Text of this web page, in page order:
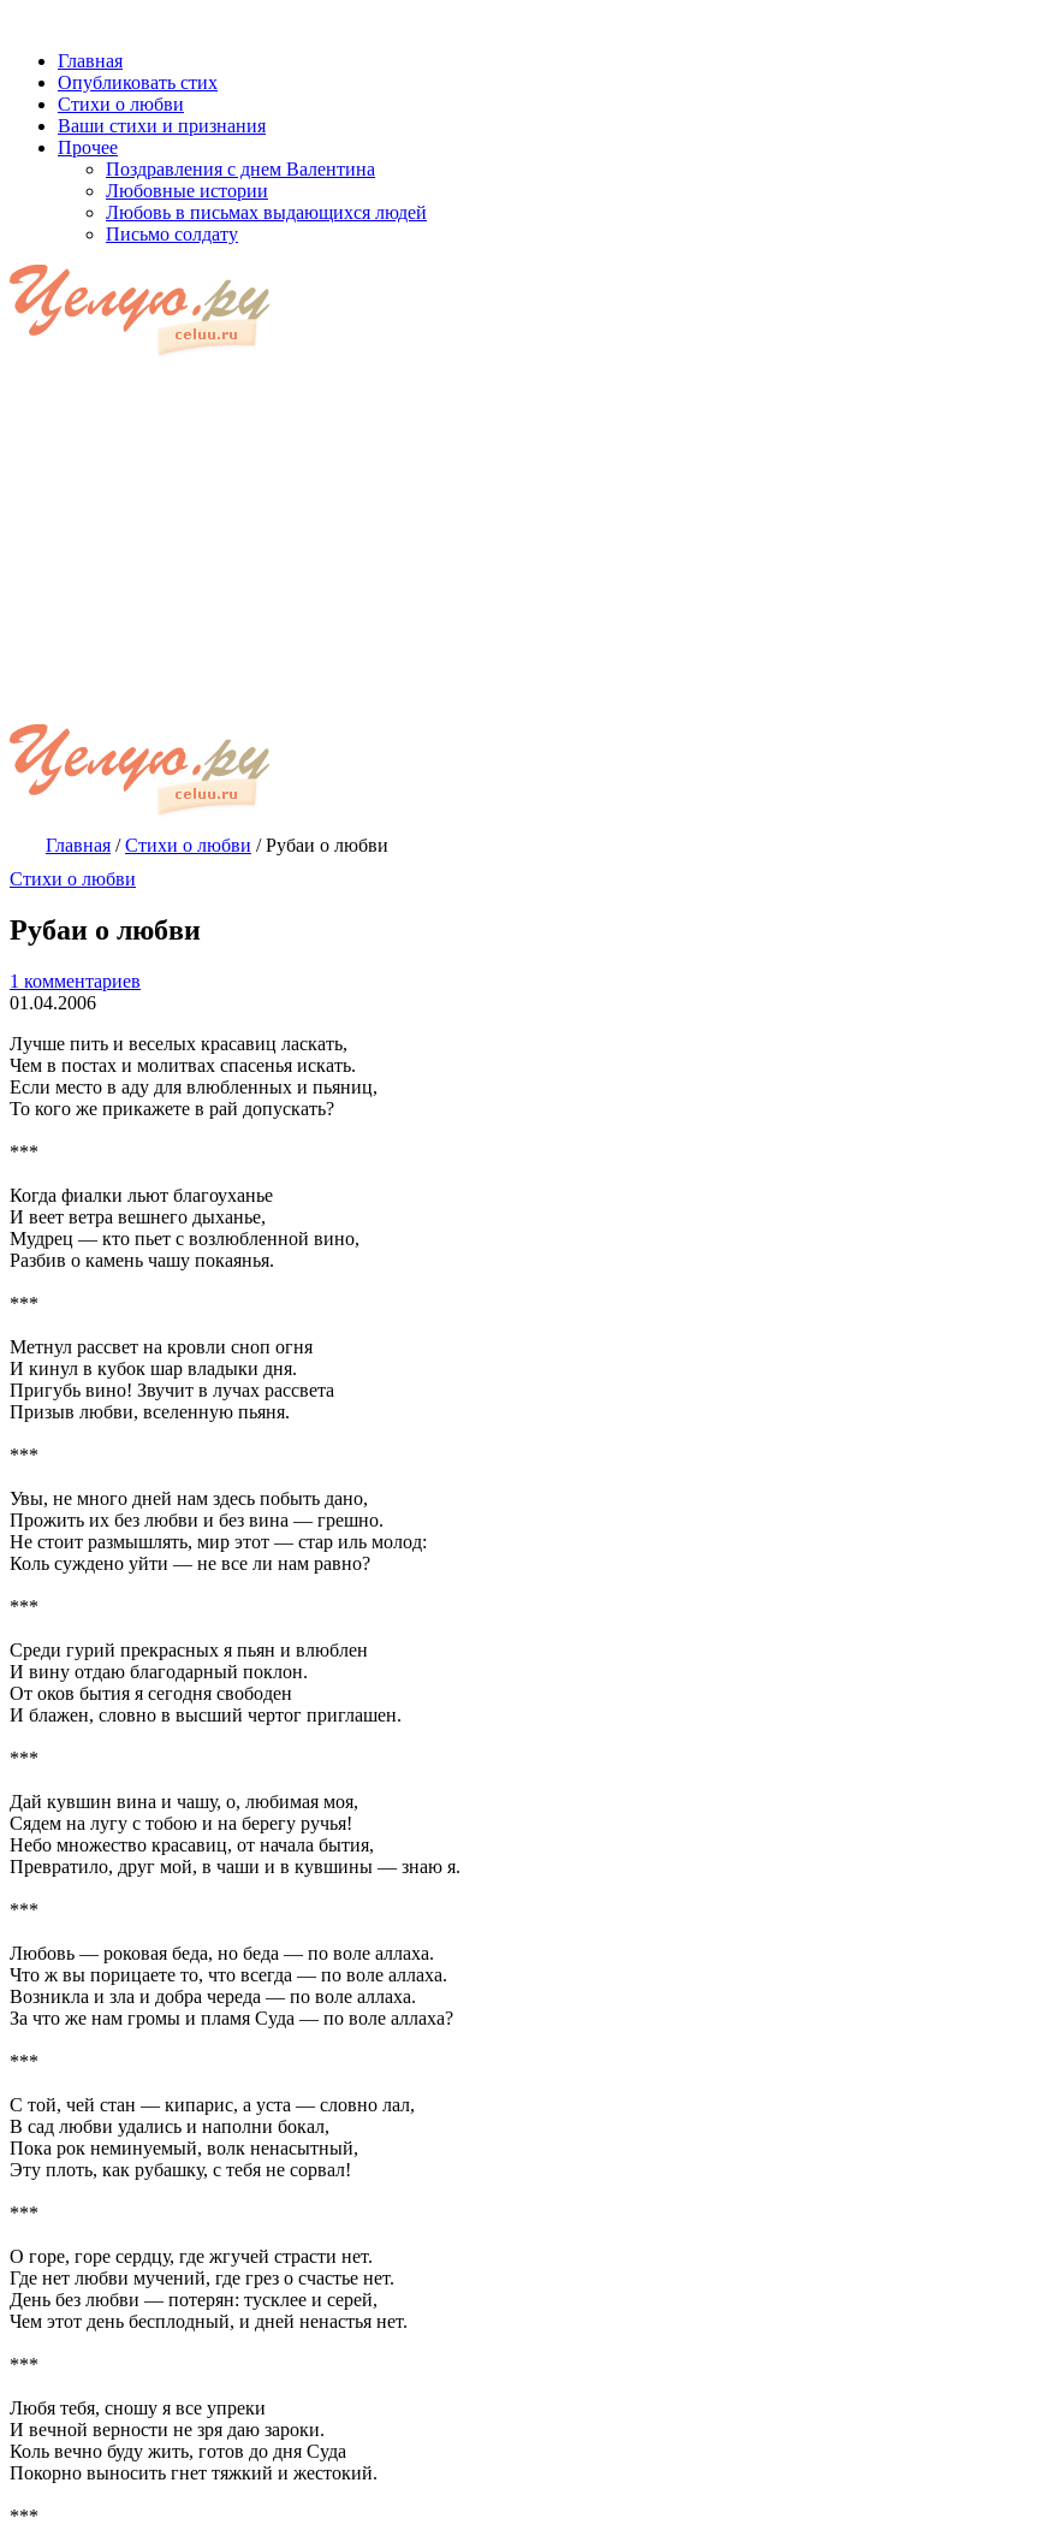
Главная
Опубликовать стих
Стихи о любви
Ваши стихи и признания
Прочее
Поздравления с днем Валентина
Любовные истории
Любовь в письмах выдающихся людей
Письмо солдату
Главная /Стихи о любви /Рубаи о любви
Стихи о любви
Рубаи о любви
1 комментариев
01.04.2006
Лучше пить и веселых красавиц ласкать,
Чем в постах и молитвах спасенья искать.
Если место в аду для влюбленных и пьяниц,
То кого же прикажете в рай допускать?
***
Когда фиалки льют благоуханье
И веет ветра вешнего дыханье,
Мудрец — кто пьет с возлюбленной вино,
Разбив о камень чашу покаянья.
***
Метнул рассвет на кровли сноп огня
И кинул в кубок шар владыки дня.
Пригубь вино! Звучит в лучах рассвета
Призыв любви, вселенную пьяня.
***
Увы, не много дней нам здесь побыть дано,
Прожить их без любви и без вина — грешно.
Не стоит размышлять, мир этот — стар иль молод:
Коль суждено уйти — не все ли нам равно?
***
Среди гурий прекрасных я пьян и влюблен
И вину отдаю благодарный поклон.
От оков бытия я сегодня свободен
И блажен, словно в высший чертог приглашен.
***
Дай кувшин вина и чашу, о, любимая моя,
Сядем на лугу с тобою и на берегу ручья!
Небо множество красавиц, от начала бытия,
Превратило, друг мой, в чаши и в кувшины — знаю я.
***
Любовь — роковая беда, но беда — по воле аллаха.
Что ж вы порицаете то, что всегда — по воле аллаха.
Возникла и зла и добра череда — по воле аллаха.
За что же нам громы и пламя Суда — по воле аллаха?
***
С той, чей стан — кипарис, а уста — словно лал,
В сад любви удались и наполни бокал,
Пока рок неминуемый, волк ненасытный,
Эту плоть, как рубашку, с тебя не сорвал!
***
О горе, горе сердцу, где жгучей страсти нет.
Где нет любви мучений, где грез о счастье нет.
День без любви — потерян: тусклее и серей,
Чем этот день бесплодный, и дней ненастья нет.
***
Любя тебя, сношу я все упреки
И вечной верности не зря даю зароки.
Коль вечно буду жить, готов до дня Суда
Покорно выносить гнет тяжкий и жестокий.
***